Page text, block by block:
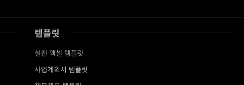
템플릿
실전 엑셀 템플릿
사업계획서 템플릿